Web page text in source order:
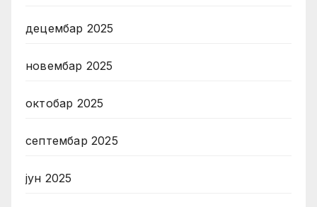
децембар 2025
новембар 2025
октобар 2025
септембар 2025
јун 2025